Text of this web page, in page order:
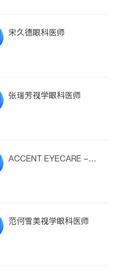
宋久德眼科医师
张瑞芳视学眼科医师
ACCENT EYECARE - S
范何雪美视学眼科医师